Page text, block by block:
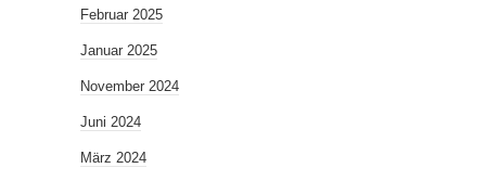
Februar 2025
Januar 2025
November 2024
Juni 2024
März 2024